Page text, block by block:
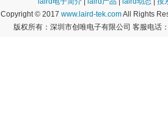
Copyright © 2017 www.laird-tek.comAll Rights
版权所有：深圳市创唯电子有限公司 客服电话